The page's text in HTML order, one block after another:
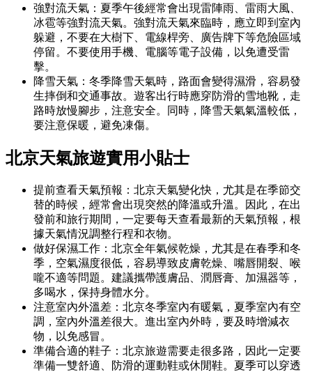
強對流天氣：夏季午後經常會出現雷陣雨、雷雨大風、
冰雹等強對流天氣。強對流天氣來臨時，應立即到室內
躲避，不要在大樹下、電線桿旁、廣告牌下等危險區域
停留。不要使用手機、電腦等電子設備，以免遭受雷
擊。
降雪天氣：冬季降雪天氣時，路面會變得濕滑，容易發
生摔倒和交通事故。遊客出行時應穿防滑的雪地靴，走
路時放慢腳步，注意安全。同時，降雪天氣氣溫較低，
要注意保暖，避免凍傷。
北京天氣旅遊實用小貼士
提前查看天氣預報：北京天氣變化快，尤其是在季節交
替的時候，經常會出現突然的降溫或升溫。因此，在出
發前和旅行期間，一定要每天查看最新的天氣預報，根
據天氣情況調整行程和衣物。
做好保濕工作：北京全年氣候乾燥，尤其是在春季和冬
季，空氣濕度很低，容易導致皮膚乾燥、嘴唇開裂、喉
嚨不適等問題。建議攜帶護膚品、潤唇膏、加濕器等，
多喝水，保持身體水分。
注意室內外溫差：北京冬季室內有暖氣，夏季室內有空
調，室內外溫差很大。進出室內外時，要及時增減衣
物，以免感冒。
準備合適的鞋子：北京旅遊需要走很多路，因此一定要
準備一雙舒適、防滑的運動鞋或休閒鞋。夏季可以穿透